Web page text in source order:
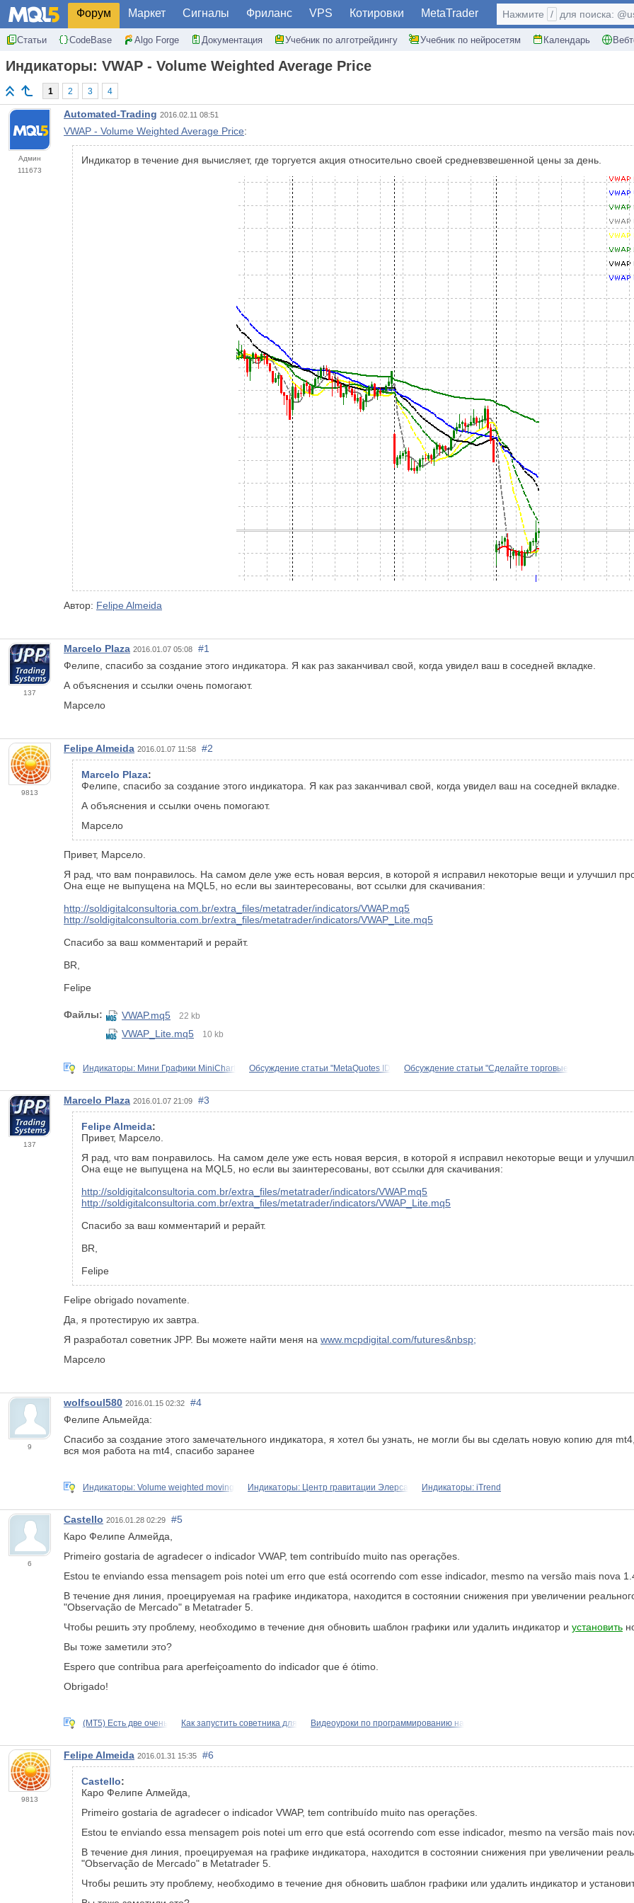
Форум Маркет Сигналы Фриланс VPS Котировки MetaTrader
Статьи CodeBase Algo Forge Документация Учебник по алготрейдингу Учебник по нейросетям Календарь
Нажмите / для поиска:
Индикаторы: VWAP - Volume Weighted Average Price
1 2 3 4
Админ
111673
Automated-Trading 2016.02.11 08:51
VWAP - Volume Weighted Average Price:
Индикатор в течение дня вычисляет, где торгуется акция относительно своей средневзвешенной цены за день.
Автор: Felipe Almeida
137
Marcelo Plaza 2016.01.07 05:08
#1
Фелипе, спасибо за создание этого индикатора. Я как раз заканчивал свой, когда увидел ваш в соседней вкладке.
А объяснения и ссылки очень помогают.
Марсело
9813
Felipe Almeida 2016.01.07 11:58 #2
Marcelo Plaza:
Фелипе, спасибо за создание этого индикатора. Я как раз заканчивал свой, когда увидел ваш на соседней вкладке.
А объяснения и ссылки очень помогают.
Марсело
Привет, Марсело.
Я рад, что вам понравилось. На самом деле уже есть новая версия, в которой я исправил некоторые вещи и улучшил
Она еще не выпущена на MQL5, но если вы заинтересованы, вот ссылки для скачивания:
http://soldigitalconsultoria.com.br/extra_files/metatrader/indicators/VWAP.mq5
http://soldigitalconsultoria.com.br/extra_files/metatrader/indicators/VWAP_Lite.mq5
Спасибо за ваш комментарий и рерайт.
BR,
Felipe
Файлы: VWAP.mq5 22 kb
VWAP_Lite.mq5 10 kb
Индикаторы: Мини Графики MiniChart Обсуждение статьи "MetaQuotes ID Обсуждение статьи "Сделайте торговые
137
Marcelo Plaza 2016.01.07 21:09 #3
Felipe Almeida:
Привет, Марсело.
Я рад, что вам понравилось. На самом деле уже есть новая версия, в которой я исправил некоторые вещи и улучшил
Она еще не выпущена на MQL5, но если вы заинтересованы, вот ссылки для скачивания:
http://soldigitalconsultoria.com.br/extra_files/metatrader/indicators/VWAP.mq5
http://soldigitalconsultoria.com.br/extra_files/metatrader/indicators/VWAP_Lite.mq5
Спасибо за ваш комментарий и рерайт.
BR,
Felipe
Felipe obrigado novamente.
Да, я протестирую их завтра.
Я разработал советник JPP. Вы можете найти меня на www.mcpdigital.com/futures&nbsp;
Марсело
9
wolfsoul580 2016.01.15 02:32
#4
Фелипе Альмейда:
Спасибо за создание этого замечательного индикатора, я хотел бы узнать, не могли бы вы сделать новую копию для
вся моя работа на mt4, спасибо заранее
Индикаторы: Volume weighted moving Индикаторы: Центр гравитации Элерса Индикаторы: iTrend
6
Castello 2016.01.28 02:29
#5
Каро Фелипе Алмейда,
Primeiro gostaria de agradecer o indicador VWAP, tem contribuído muito nas operações.
Estou te enviando essa mensagem pois notei um erro que está ocorrendo com esse indicador, mesmo na versão mais nova
В течение дня линия, проецируемая на графике индикатора, находится в состоянии снижения при увеличении
"Observação de Mercado" в Metatrader 5.
Чтобы решить эту проблему, необходимо в течение дня обновить шаблон графики или удалить индикатор и установить
Вы тоже заметили это?
Espero que contribua para aperfeiçoamento do indicador que é ótimo.
Obrigado!
(MT5) Есть две очень Как запустить советника для Видеоуроки по программированию на
9813
Felipe Almeida 2016.01.31 15:35 #6
Castello:
Каро Фелипе Алмейда,
Primeiro gostaria de agradecer o indicador VWAP, tem contribuído muito nas operações.
Estou te enviando essa mensagem pois notei um erro que está ocorrendo com esse indicador, mesmo na versão mais
В течение дня линия, проецируемая на графике индикатора, находится в состоянии снижения при увеличении
"Observação de Mercado" в Metatrader 5.
Чтобы решить эту проблему, необходимо в течение дня обновить шаблон графики или удалить индикатор и